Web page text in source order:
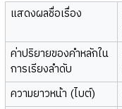
แสดงผลชื่อเรื่อง
ค่าปริยายของคำหลักใน
การเรียงลำดับ
ความยาวหน้า (ไบต์)